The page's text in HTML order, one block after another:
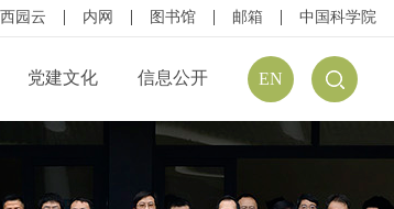
西园云 内网 图书馆 邮箱 中国科学院
党建文化 信息公开
信息公开指南
预（决）算公开
EN